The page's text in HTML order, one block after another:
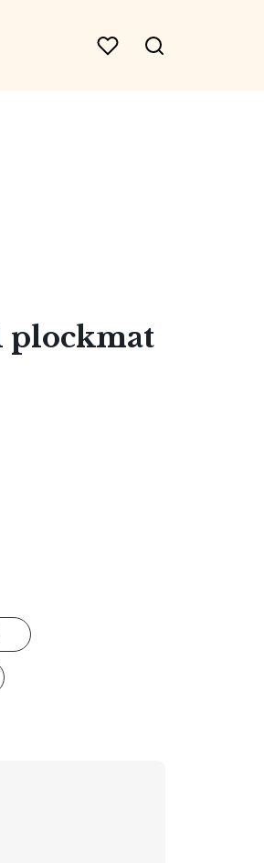
plockmat